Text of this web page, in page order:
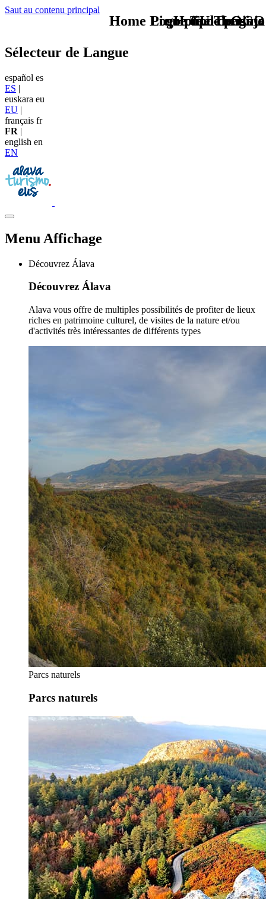
Saut au contenu principal
TU - LOGO
Sélecteur de Langue
español es
ES |
euskara eu
EU |
français fr
FR |
english en
EN
Menu Affichage
Découvrez Álava
Découvrez Álava
Alava vous offre de multiples possibilités de profiter de lieux
riches en patrimoine culturel, de visites de la nature et/ou
d'activités très intéressantes de différents types
Parcs naturels
Parcs naturels
que tipo de viaje
Home Logo pie de página
Pie Home Turismo